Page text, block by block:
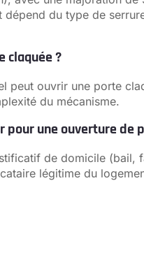
du type de
claquée ?
peut ouvrir une porte
du mécanisme.
pour une ouverture de
de domicile (bail,
légitime du